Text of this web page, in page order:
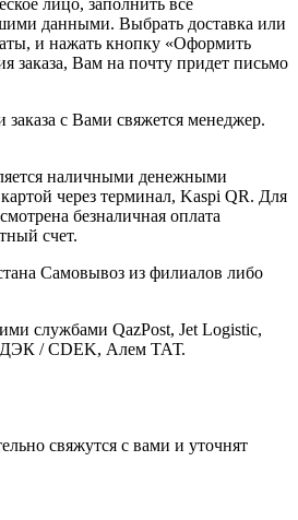
данными. Выбрать доставка или
и нажать кнопку «Оформить
заказа, Вам на почту придет письмо
заказа с Вами свяжется менеджер.
наличными денежными
через терминал, Kaspi QR. Для
безналичная оплата
счет.
Самовывоз из филиалов либо
службами QazPost, Jet Logistic,
/ CDEK, Алем ТАТ.
свяжутся с вами и уточнят